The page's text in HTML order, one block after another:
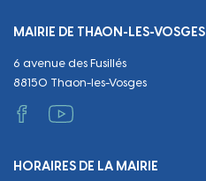
Emploi
Tranquillité et sécurité
Décès
Papiers et citoyenneté
Administratif et technique
Manifestations
MAIRIE DE THAON-LES-VOSGES
6 avenue des Fusillés
88150 Thaon-les-Vosges
HORAIRES DE LA MAIRIE